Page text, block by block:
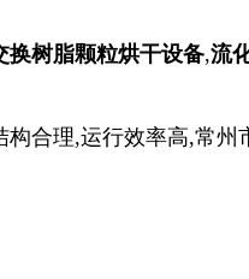
换树脂颗粒烘干设备,流
构合理,运行效率高,常州